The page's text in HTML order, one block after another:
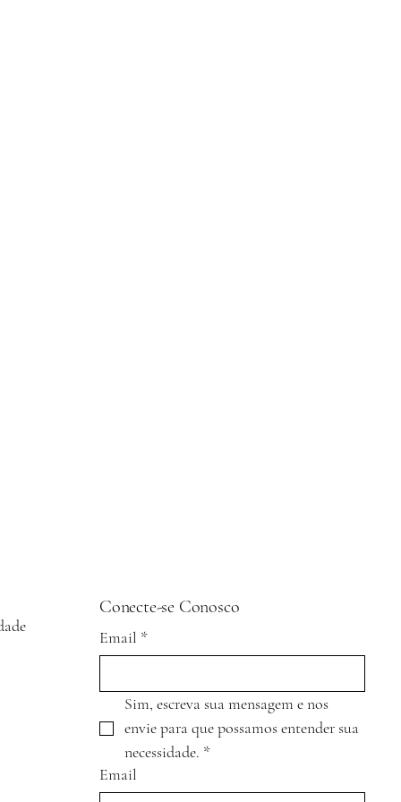
Conecte-se Conosco
Email *
Sim, escreva sua mensagem e nos
envie para que possamos entender sua
necessidade. *
Email